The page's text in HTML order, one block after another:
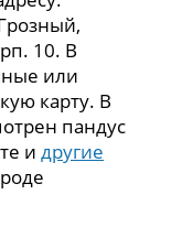
10. В
или
карту. В
пандус
идругие